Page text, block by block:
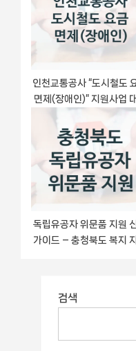
인천교통공사 “도시철도
면제(장애인)” 지원사업 대
자 선정 기준 및 서류 준
독립유공자 위문품 지원
가이드 – 충청북도 복지 지
검색